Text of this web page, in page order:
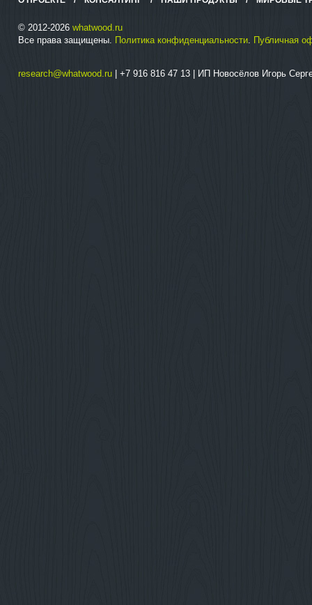
© 2012-2026 whatwood.ru
Все права защищены. Политика конфиденциальности. Публичная
research@whatwood.ru | +7 916 816 47 13 | ИП Новосёлов Игорь